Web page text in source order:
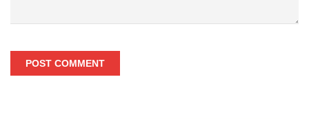
POST COMMENT